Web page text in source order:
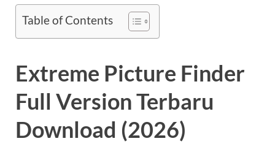
Table of Contents
Extreme Picture Finder
Full Version Terbaru
Download (2026)